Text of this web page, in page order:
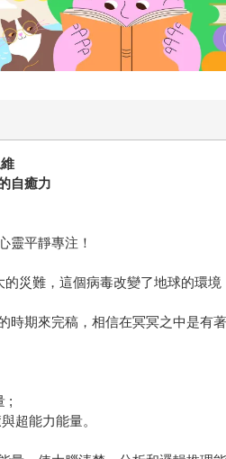
自癒力
靈平靜專注！
災難，這個病毒改變了地球的環
時期來完稿，相信在冥冥之中是有
;
超能力能量。